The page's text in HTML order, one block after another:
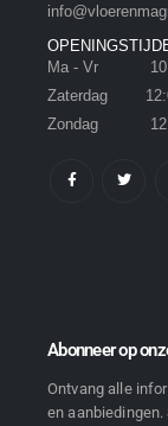
Ma - Vr
Zaterdag
Zondag
Abonneer op
Ontvang alle
en